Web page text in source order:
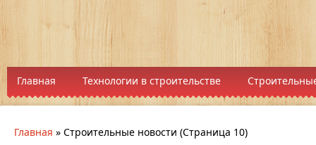
Главная Технологии в строительстве
Главная » Строительные новости (Страница 10)